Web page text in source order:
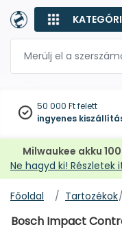
50 000 Ft felett
ingyenes
Milwaukee akku 100
Ne hagyd ki! Részletek
Főoldal Tartozékok
Bosch Impact